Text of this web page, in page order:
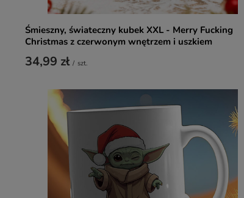
Śmieszny, świateczny kubek XXL - Merry Fucking
Christmas z czerwonym wnętrzem i uszkiem
34,99 zł / szt.